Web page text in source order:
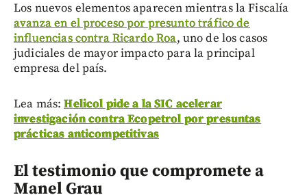
Los nuevos elementos aparecen mientras la Fiscalía
avanza en el proceso por presunto tráfico de
influencias contra Ricardo Roa, uno de los casos
judiciales de mayor impacto para la principal
empresa del país.
Lea más:Helicol pide a la SIC acelerar
investigación contra Ecopetrol por presuntas
prácticas anticompetitivas
El testimonio que compromete a
Manel Grau